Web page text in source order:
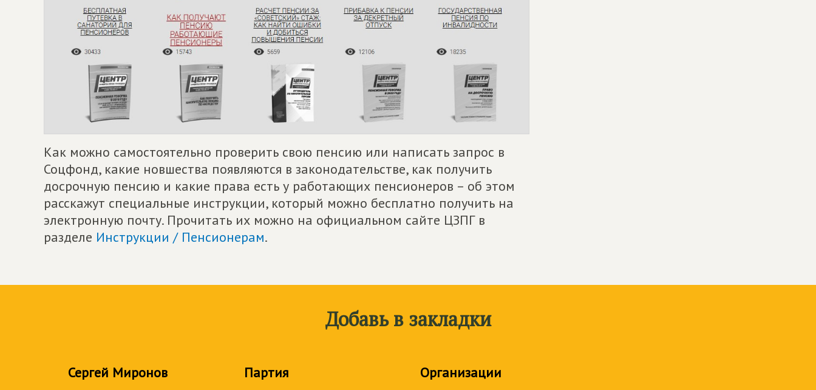
Как можно самостоятельно проверить свою пенсию или написать запрос в
Соцфонд, какие новшества появляются в законодательстве, как получить
досрочную пенсию и какие права есть у работающих пенсионеров – об этом
расскажут специальные инструкции, который можно бесплатно получить на
электронную почту. Прочитать их можно на официальном сайте ЦЗПГ в
разделе Инструкции / Пенсионерам.
Добавь в закладки
Сергей Миронов Партия Организации